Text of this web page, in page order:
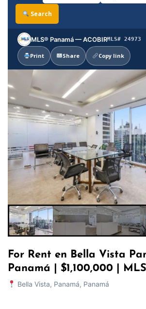
Search
MLS® Panamá — ACOBIRMLS# 24973
Print Share Copy link
For Rent en Bella Vista
Panamá | $1,100,000 |
Bella Vista, Panamá, Panamá